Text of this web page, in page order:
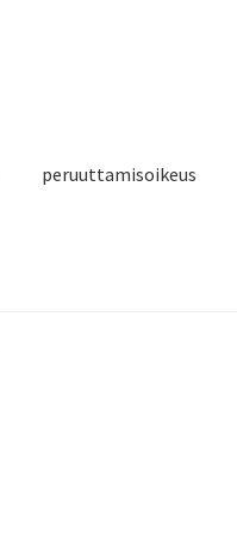
peruuttamisoikeus